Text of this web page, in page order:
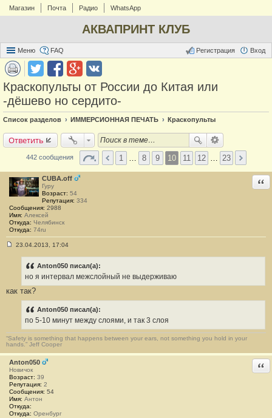
Магазин Почта Радио WhatsApp
АКВАПРИНТ КЛУБ
Меню FAQ Вход
Регистрация
Краскопульты от России до Китая или
-дёшево но сердито-
Список разделов ИММЕРСИОННАЯ ПЕЧАТЬ Краскопульты
Ответить
442 сообщения 1 8 9 10 11 12 23
CUBA.off
Гуру
Возраст: 54
Репутация: 334
Сообщения: 2988
Имя: Алексей
Откуда: Челябинск
Откуда: 74ru
н
1
23.04.2013, 17:04
Anton050 писал(а):
но я интервал межслойный не выдерживаю
как так?
Anton050 писал(а):
по 5-10 минут между слоями, и так 3 слоя
“Safety is something that happens between your ears, not something you hold in your
hands.” Jeff Cooper
Anton050
Новичок
Возраст: 39
Репутация: 2
Сообщения: 54
Имя: Антон
Откуда:
Откуда: Оренбург